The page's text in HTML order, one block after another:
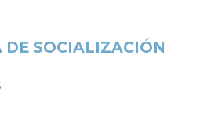
DE SOCIALIZACIÓN